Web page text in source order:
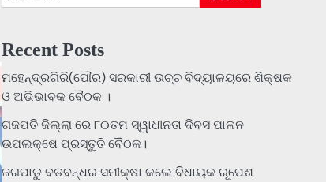
for:
Recent Posts
ମହେନ୍ଦ୍ରଗିରି(ପୌର) ସରକାରୀ ଉଚ୍ଚ ବିଦ୍ୟାଳୟରେ ଶିକ୍ଷକ
ଓ ଅଭିଭାବକ ବୈଠକ ।
ଗଜପତି ଜିଲ୍ଲା ରେ ୮୦ତମ ସ୍ୱାଧୀନତା ଦିବସ ପାଳନ
ଉପଲକ୍ଷେ ପ୍ରସ୍ତୁତି ବୈଠକ।
ଜଗପାଡୁ ବଡବନ୍ଧର ସମୀକ୍ଷା କଲେ ବିଧାୟକ ରୂପେଶ